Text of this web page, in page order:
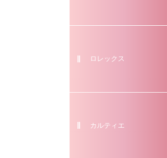
ロレックス
カルティエ